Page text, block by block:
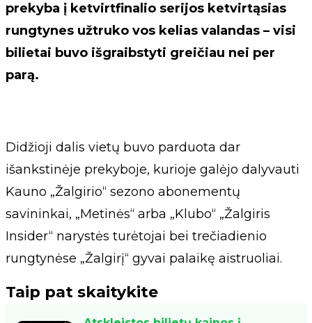
prekyba į ketvirtfinalio serijos ketvirtąsias
rungtynes užtruko vos kelias valandas – visi
bilietai buvo išgraibstyti greičiau nei per
parą.
Didžioji dalis vietų buvo parduota dar
išankstinėje prekyboje, kurioje galėjo dalyvauti
Kauno „Žalgirio“ sezono abonementų
savininkai, „Metinės“ arba „Klubo“ „Žalgiris
Insider“ narystės turėtojai bei trečiadienio
rungtynėse „Žalgirį“ gyvai palaikę aistruoliai.
Taip pat skaitykite